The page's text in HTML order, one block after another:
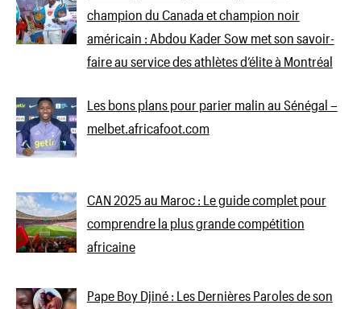
champion du Canada et champion noir
américain : Abdou Kader Sow met son savoir-
faire au service des athlètes d’élite à Montréal
Les bons plans pour parier malin au Sénégal –
melbet.africafoot.com
CAN 2025 au Maroc : Le guide complet pour
comprendre la plus grande compétition
africaine
Pape Boy Djiné : Les Dernières Paroles de son